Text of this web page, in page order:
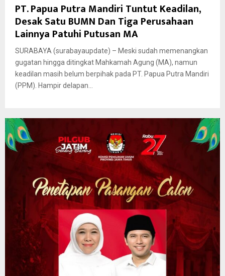
PT. Papua Putra Mandiri Tuntut Keadilan,
Desak Satu BUMN Dan Tiga Perusahaan
Lainnya Patuhi Putusan MA
SURABAYA (surabayaupdate) – Meski sudah memenangkan
gugatan hingga ditingkat Mahkamah Agung (MA), namun
keadilan masih belum berpihak pada PT. Papua Putra Mandiri
(PPM). Hampir delapan...